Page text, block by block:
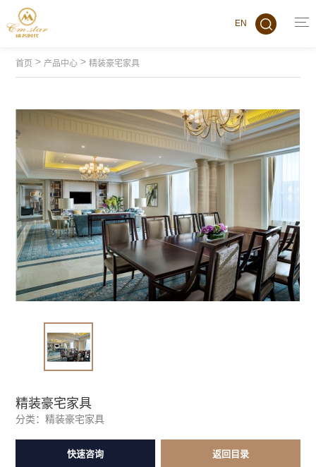
EN
首页 > 产品中心 >精装豪宅家具
精装豪宅家具
分类：精装豪宅家具
快速咨询 返回目录